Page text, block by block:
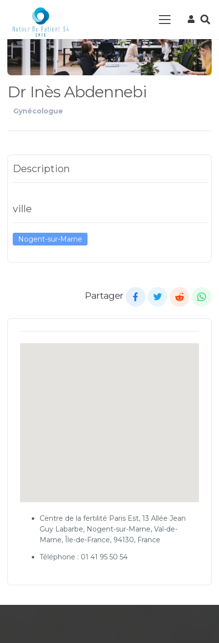
Dr Inès Abdennebi
Gynécologue
Description
ville
Nogent-sur-Marne
Partager
Centre de la fertilité Paris Est, 13 Allée Jean
Guy Labarbe, Nogent-sur-Marne, Val-de-
Marne, Île-de-France, 94130, France
Téléphone : 01 41 95 50 54